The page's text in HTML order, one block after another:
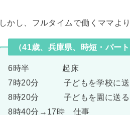
しかし、フルタイムで働くママよ
（41歳、兵庫県、時短・パー
6時半 起床
7時20分 子どもを学校に送
8時20分 子どもを園に送る
8時40分→17時 仕事